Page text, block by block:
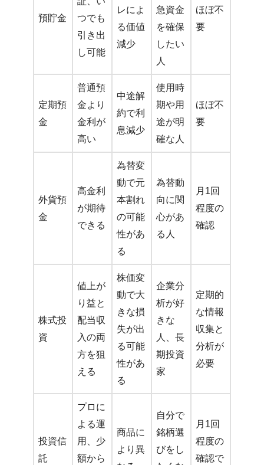
預貯金
つでも
引き出
し可能
レによ
る価値
減少
急資金
を確保
したい
人
ほぼ不
要
定期預
金
普通預
金より
金利が
高い
中途解
約で利
息減少
使用時
期や用
途が明
確な人
ほぼ不
要
外貨預
金
高金利
が期待
できる
為替変
動で元
本割れ
の可能
性があ
る
為替動
向に関
心があ
る人
月1回
程度の
確認
株式投
資
値上が
り益と
配当収
入の両
方を狙
える
株価変
動で大
きな損
失が出
る可能
性があ
る
企業分
析が好
きな
人、長
期投資
家
定期的
な情報
収集と
分析が
必要
投資信
託
プロに
よる運
用、少
額から
商品に
より異
自分で
銘柄選
びをし
月1回
程度の
確認で